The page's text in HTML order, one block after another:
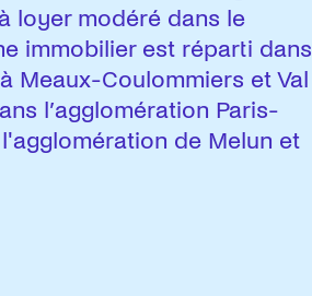
loyer modéré dans le
immobilier est réparti dans
Meaux-Coulommiers et Val
l’agglomération Paris-
de Melun et